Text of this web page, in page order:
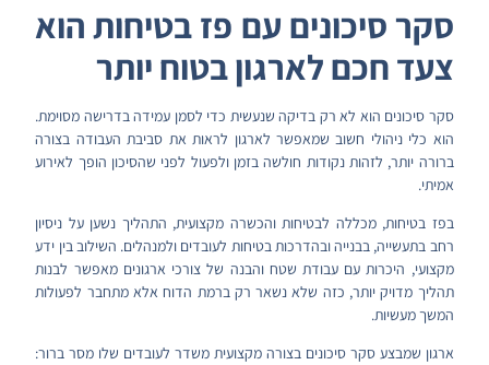
סקר סיכונים עם פז בטיחות הוא
צעד חכם לארגון בטוח יותר
סקר סיכונים הוא לא רק בדיקה שנעשית כדי לסמן עמידה בדרישה מסוימת.
הוא כלי ניהולי חשוב שמאפשר לארגון לראות את סביבת העבודה בצורה
ברורה יותר, לזהות נקודות חולשה בזמן ולפעול לפני שהסיכון הופך לאירוע
אמיתי.
בפז בטיחות, מכללה לבטיחות והכשרה מקצועית, התהליך נשען על ניסיון
רחב בתעשייה, בבנייה ובהדרכות בטיחות לעובדים ולמנהלים. השילוב בין ידע
מקצועי, היכרות עם עבודת שטח והבנה של צורכי ארגונים מאפשר לבנות
תהליך מדויק יותר, כזה שלא נשאר רק ברמת הדוח אלא מתחבר לפעולות
המשך מעשיות.
ארגון שמבצע סקר סיכונים בצורה מקצועית משדר לעובדים שלו מסר ברור: